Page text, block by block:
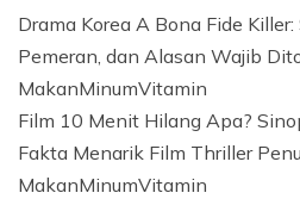
Drama Korea A Bona Fide
Pemeran, dan Alasan Wajib
MakanMinumVitamin
Film 10 Menit Hilang Apa?
Fakta Menarik Film Thriller
MakanMinumVitamin